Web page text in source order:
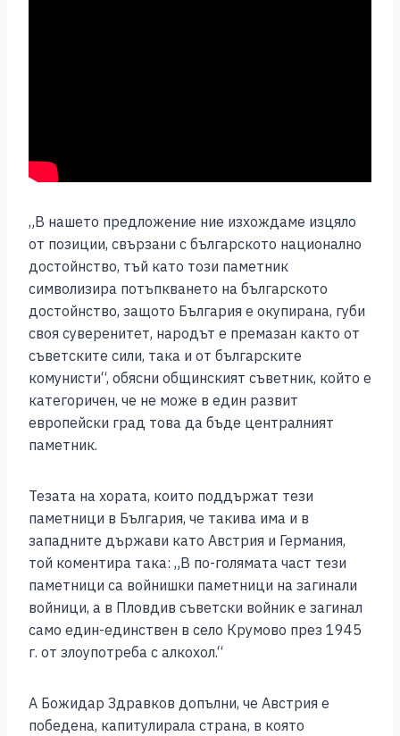
„В нашето предложение ние изхождаме изцяло
от позиции, свързани с българското национално
достойнство, тъй като този паметник
символизира потъпкването на българското
достойнство, защото България е окупирана, губи
своя суверенитет, народът е премазан както от
съветските сили, така и от българските
комунисти“, обясни общинският съветник, който е
категоричен, че не може в един развит
европейски град това да бъде централният
паметник.
Тезата на хората, които поддържат тези
паметници в България, че такива има и в
западните държави като Австрия и Германия,
той коментира така: „В по-голямата част тези
паметници са войнишки паметници на загинали
войници, а в Пловдив съветски войник е загинал
само един-единствен в село Крумово през 1945
г. от злоупотреба с алкохол.“
А Божидар Здравков допълни, че Австрия е
победена, капитулирала страна, в която